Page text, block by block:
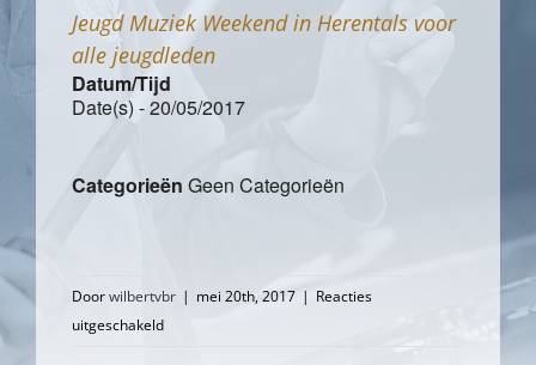
Jeugd Muziek Weekend in Herentals voor
alle jeugdleden
Datum/Tijd
Date(s) - 20/05/2017
Categorieën Geen Categorieën
Doorwilbertvbr | mei 20th, 2017 | Reacties
uitgeschakeldvoor